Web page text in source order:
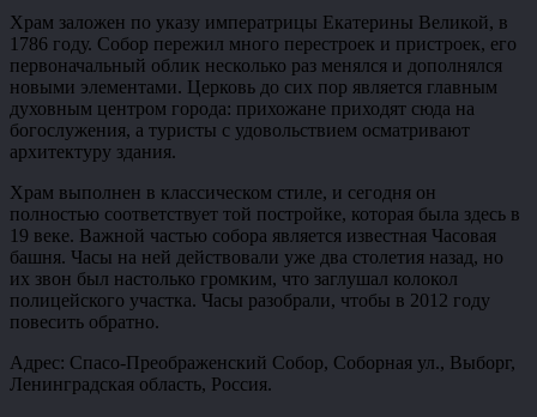
Храм заложен по указу императрицы Екатерины Великой, в
1786 году. Собор пережил много перестроек и пристроек, его
первоначальный облик несколько раз менялся и дополнялся
новыми элементами. Церковь до сих пор является главным
духовным центром города: прихожане приходят сюда на
богослужения, а туристы с удовольствием осматривают
архитектуру здания.
Храм выполнен в классическом стиле, и сегодня он
полностью соответствует той постройке, которая была здесь в
19 веке. Важной частью собора является известная Часовая
башня. Часы на ней действовали уже два столетия назад, но
их звон был настолько громким, что заглушал колокол
полицейского участка. Часы разобрали, чтобы в 2012 году
повесить обратно.
Адрес: Спасо-Преображенский Собор, Соборная ул., Выборг,
Ленинградская область, Россия.